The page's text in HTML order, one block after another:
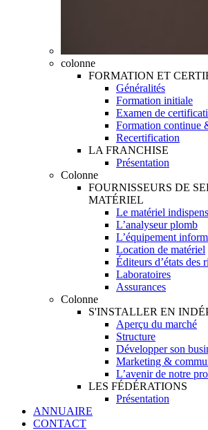
colonne
FORMATION ET
Généralités
Formation initiale
Examen de
Formation continue
Recertification
LA FRANCHISE
Présentation
Colonne
FOURNISSEURS DE
MATÉRIEL
Le matériel
L’analyseur plomb
L’équipement
Location de matériel
Éditeurs d’états des
Laboratoires
Assurances
Colonne
S'INSTALLER EN
Aperçu du marché
Structure
Développer son
Marketing &
L’avenir de notre
LES FÉDÉRATIONS
Présentation
ANNUAIRE
CONTACT